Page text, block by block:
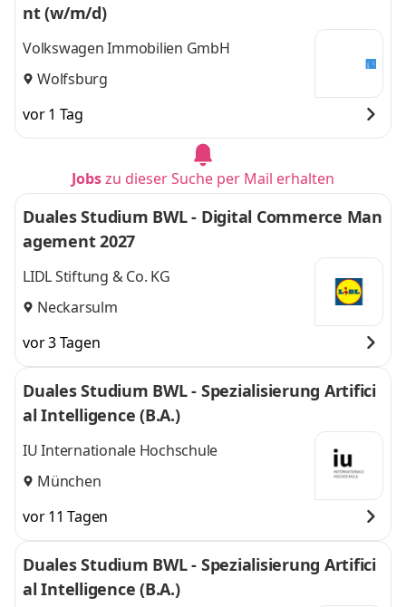
nt (w/m/d)
Volkswagen Immobilien GmbH
Wolfsburg
vor 1 Tag
Jobszu dieser Suche per Mail erhalten
Duales Studium BWL - Digital Commerce Man
agement 2027
LIDL Stiftung & Co. KG
Neckarsulm
vor 3 Tagen
Duales Studium BWL - Spezialisierung Artifici
al Intelligence (B.A.)
IU Internationale Hochschule
München
vor 11 Tagen
Duales Studium BWL - Spezialisierung Artifici
al Intelligence (B.A.)